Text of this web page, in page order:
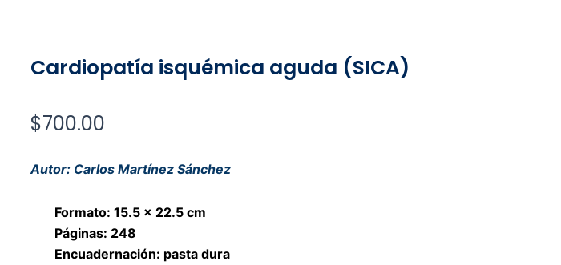
Cardiopatía isquémica aguda (SICA)
$700.00
Autor: Carlos Martínez Sánchez
Formato: 15.5 x 22.5 cm
Páginas: 248
Encuadernación: pasta dura